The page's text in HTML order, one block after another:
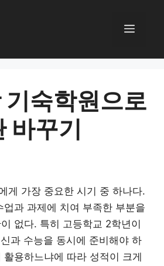
메
기숙학원으로
바꾸기
게 가장 중요한 시기 중 하나다.
업과 과제에 치여 부족한 부분을
없다. 특히 고등학교 2학년이
과 수능을 동시에 준비해야 하
활용하느냐에 따라 성적이 크게